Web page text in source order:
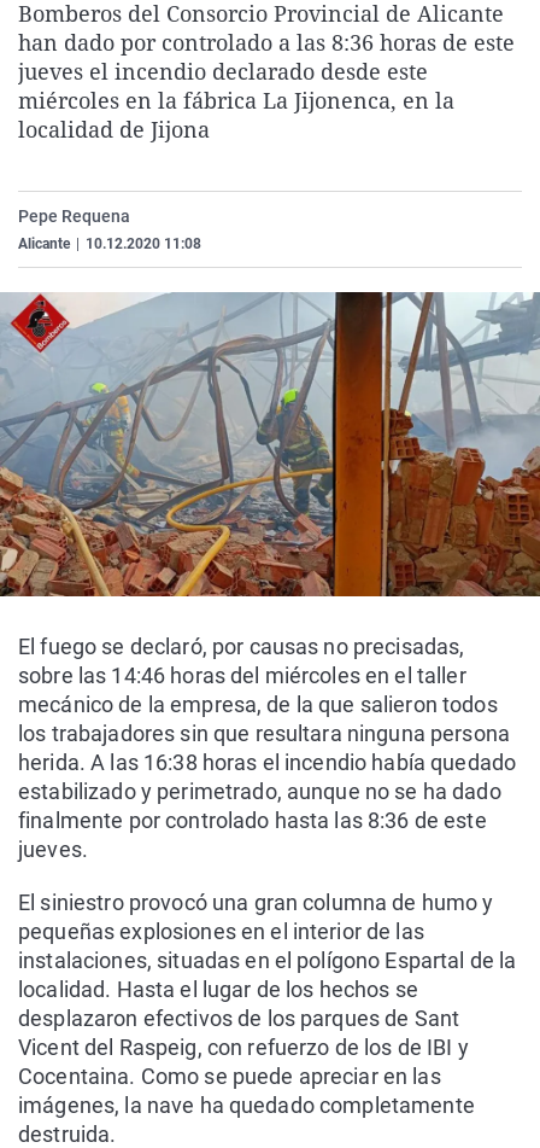
La rosa de los vientos
Gente viajera
Como el perro y el
Caso
Retornados
Equipo de
Extremadura
Galicia
La Rioja
País Vasco
Virales
Televisión
Elecciones
Bomberos del Consorcio Provincial de Alicante
han dado por controlado a las 8:36 horas de este
jueves el incendio declarado desde este
miércoles en la fábrica La Jijonenca, en la
localidad de Jijona
Pepe Requena
Alicante 10.12.2020 11:08
El fuego se declaró, por causas no precisadas,
sobre las 14:46 horas del miércoles en el taller
mecánico de la empresa, de la que salieron todos
los trabajadores sin que resultara ninguna persona
herida. A las 16:38 horas el incendio había quedado
estabilizado y perimetrado, aunque no se ha dado
finalmente por controlado hasta las 8:36 de este
jueves.
El siniestro provocó una gran columna de humo y
pequeñas explosiones en el interior de las
instalaciones, situadas en el polígono Espartal de la
localidad. Hasta el lugar de los hechos se
desplazaron efectivos de los parques de Sant
Vicent del Raspeig, con refuerzo de los de IBI y
Cocentaina. Como se puede apreciar en las
imágenes, la nave ha quedado completamente
destruida.